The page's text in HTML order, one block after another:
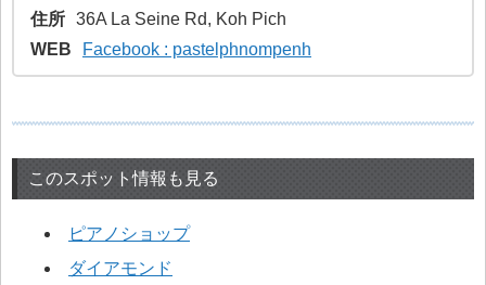
住所 36A La Seine Rd, Koh Pich
WEB
Facebook : pastelphnompenh
このスポット情報も見る
ピアノショップ
ダイアモンド